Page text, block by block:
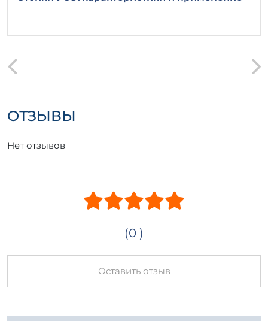
ОТЗЫВЫ
Нет отзывов
(0 )
Оставить отзыв